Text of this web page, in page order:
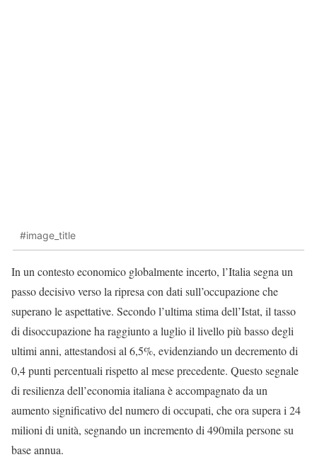
#image_title
In un contesto economico globalmente incerto, l’Italia segna un
passo decisivo verso la ripresa con dati sull’occupazione che
superano le aspettative. Secondo l’ultima stima dell’Istat, il tasso
di disoccupazione ha raggiunto a luglio il livello più basso degli
ultimi anni, attestandosi al 6,5%, evidenziando un decremento di
0,4 punti percentuali rispetto al mese precedente. Questo segnale
di resilienza dell’economia italiana è accompagnato da un
aumento significativo del numero di occupati, che ora supera i 24
milioni di unità, segnando un incremento di 490mila persone su
base annua.